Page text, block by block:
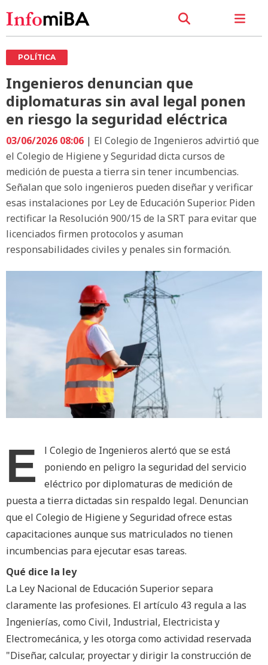
POLÍTICA
Ingenieros denuncian que
diplomaturas sin aval legal ponen
en riesgo la seguridad eléctrica
03/06/2026 08:06 | El Colegio de Ingenieros advirtió que
el Colegio de Higiene y Seguridad dicta cursos de
medición de puesta a tierra sin tener incumbencias.
Señalan que solo ingenieros pueden diseñar y verificar
esas instalaciones por Ley de Educación Superior. Piden
rectificar la Resolución 900/15 de la SRT para evitar que
licenciados firmen protocolos y asuman
responsabilidades civiles y penales sin formación.
E
l Colegio de Ingenieros alertó que se está
poniendo en peligro la seguridad del servicio
eléctrico por diplomaturas de medición de
puesta a tierra dictadas sin respaldo legal. Denuncian
que el Colegio de Higiene y Seguridad ofrece estas
capacitaciones aunque sus matriculados no tienen
incumbencias para ejecutar esas tareas.
Qué dice la ley
La Ley Nacional de Educación Superior separa
claramente las profesiones. El artículo 43 regula a las
Ingenierías, como Civil, Industrial, Electricista y
Electromecánica, y les otorga como actividad reservada
"Diseñar, calcular, proyectar y dirigir la construcción de